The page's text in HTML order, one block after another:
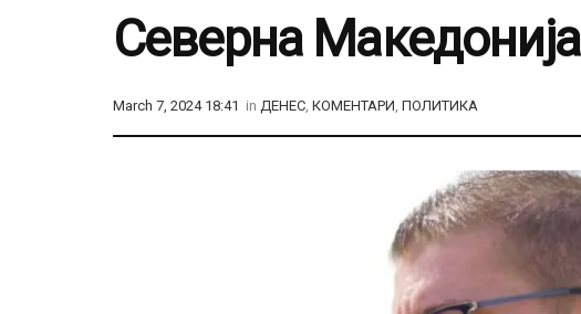
Северна Македонија
March 7, 2024 18:41 in ДЕНЕС, КОМЕНТАРИ, ПОЛИТИКА